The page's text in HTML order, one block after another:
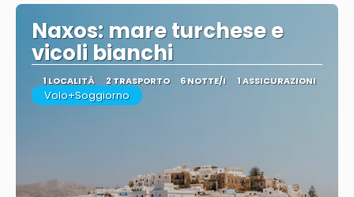
Naxos: mare turchese e
vicoli bianchi
1 LOCALITÀ 2 TRASPORTO 6 NOTTE/I 1 ASSICURAZIONI
Volo+Soggiorno